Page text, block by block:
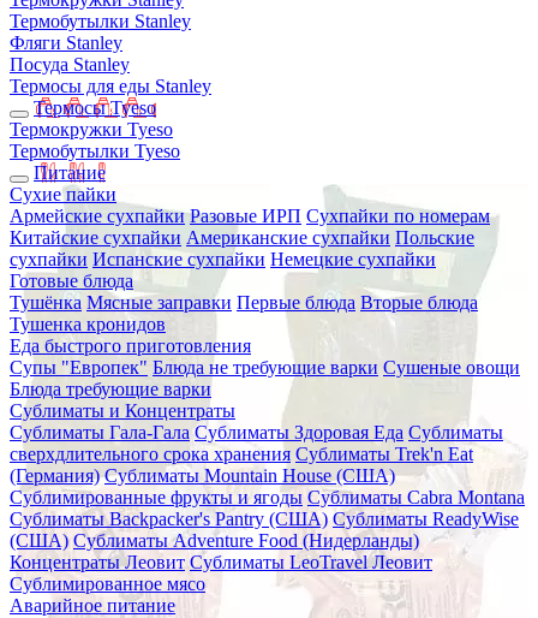
Термобутылки Stanley
Фляги Stanley
Посуда Stanley
Термосы для еды Stanley
Термосы Tyeso
Термокружки Tyeso
Термобутылки Tyeso
Питание
Сухие пайки
Армейские сухпайки Разовые ИРП Сухпайки по номерам
Китайские сухпайки Американские сухпайки Польские
сухпайки Испанские сухпайки Немецкие сухпайки
Готовые блюда
Тушёнка Мясные заправки Первые блюда Вторые блюда
Тушенка кронидов
Еда быстрого приготовления
Супы "Европек" Блюда не требующие варки Сушеные овощи
Блюда требующие варки
Сублиматы и Концентраты
Сублиматы Гала-Гала Сублиматы Здоровая Еда Сублиматы
сверхдлительного срока хранения Сублиматы Trek'n Eat
(Германия) Сублиматы Mountain House (США)
Сублимированные фрукты и ягоды Сублиматы Cabra Montana
Сублиматы Backpacker's Pantry (США) Сублиматы ReadyWise
(США) Сублиматы Adventure Food (Нидерланды)
Концентраты Леовит Сублиматы LeoTravel Леовит
Сублимированное мясо
Аварийное питание